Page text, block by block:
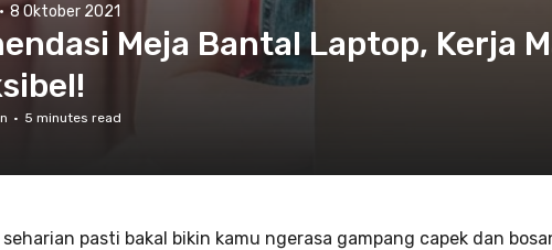
· 8 Oktober 2021
Meja Bantal Laptop, Kerja
· 5 minutes read
pasti bakal bikin kamu ngerasa gampang capek dan